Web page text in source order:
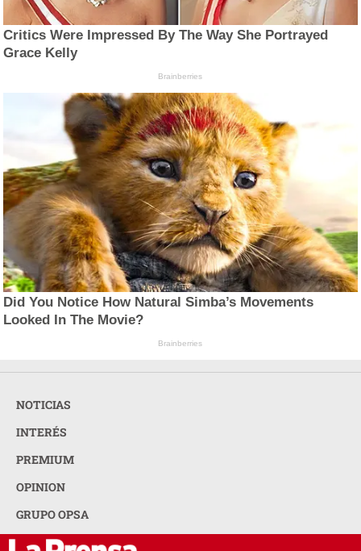
Critics Were Impressed By The Way She Portrayed
Grace Kelly
Brainberries
Did You Notice How Natural Simba’s Movements
Looked In The Movie?
Brainberries
NOTICIAS
INTERÉS
PREMIUM
OPINION
GRUPO OPSA